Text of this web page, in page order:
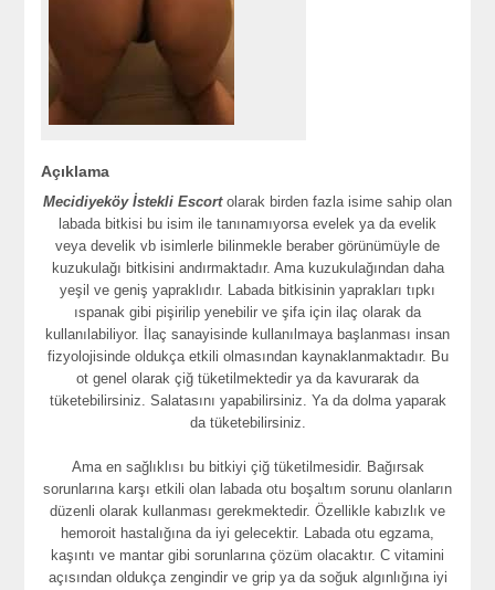
Açıklama
Mecidiyeköy İstekli Escortolarak birden fazla isime sahip olan
labada bitkisi bu isim ile tanınamıyorsa evelek ya da evelik
veya develik vb isimlerle bilinmekle beraber görünümüyle de
kuzukulağı bitkisini andırmaktadır. Ama kuzukulağından daha
yeşil ve geniş yapraklıdır. Labada bitkisinin yaprakları tıpkı
ıspanak gibi pişirilip yenebilir ve şifa için ilaç olarak da
kullanılabiliyor. İlaç sanayisinde kullanılmaya başlanması insan
fizyolojisinde oldukça etkili olmasından kaynaklanmaktadır. Bu
ot genel olarak çiğ tüketilmektedir ya da kavurarak da
tüketebilirsiniz. Salatasını yapabilirsiniz. Ya da dolma yaparak
da tüketebilirsiniz.
Ama en sağlıklısı bu bitkiyi çiğ tüketilmesidir. Bağırsak
sorunlarına karşı etkili olan labada otu boşaltım sorunu olanların
düzenli olarak kullanması gerekmektedir. Özellikle kabızlık ve
hemoroit hastalığına da iyi gelecektir. Labada otu egzama,
kaşıntı ve mantar gibi sorunlarına çözüm olacaktır. C vitamini
açısından oldukça zengindir ve grip ya da soğuk algınlığına iyi